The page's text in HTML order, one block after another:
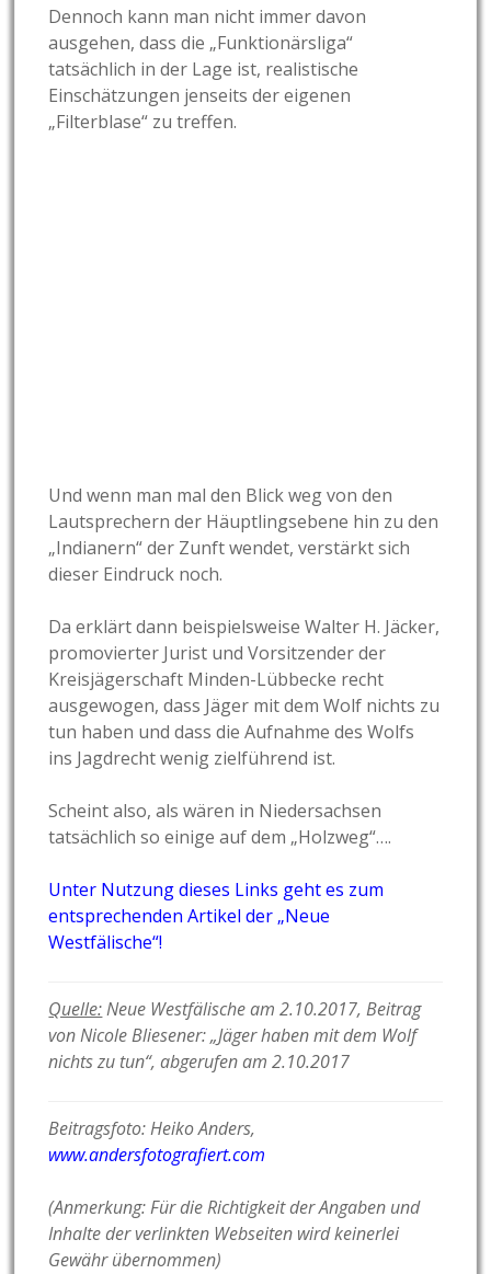
Dennoch kann man nicht immer davon
ausgehen, dass die „Funktionärsliga“
tatsächlich in der Lage ist, realistische
Einschätzungen jenseits der eigenen
„Filterblase“ zu treffen.
Und wenn man mal den Blick weg von den
Lautsprechern der Häuptlingsebene hin zu den
„Indianern“ der Zunft wendet, verstärkt sich
dieser Eindruck noch.
Da erklärt dann beispielsweise Walter H. Jäcker,
promovierter Jurist und Vorsitzender der
Kreisjägerschaft Minden-Lübbecke recht
ausgewogen, dass Jäger mit dem Wolf nichts zu
tun haben und dass die Aufnahme des Wolfs
ins Jagdrecht wenig zielführend ist.
Scheint also, als wären in Niedersachsen
tatsächlich so einige auf dem „Holzweg“….
Unter Nutzung dieses Links geht es zum
entsprechenden Artikel der „Neue
Westfälische“!
Quelle:Neue Westfälische am 2.10.2017, Beitrag
von Nicole Bliesener:„Jäger haben mit dem Wolf
nichts zu tun“, abgerufen am 2.10.2017
Beitragsfoto: Heiko Anders,
www.andersfotografiert.com
(Anmerkung: Für die Richtigkeit der Angaben und
Inhalte der verlinkten Webseiten wird keinerlei
Gewähr übernommen)